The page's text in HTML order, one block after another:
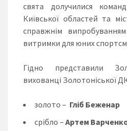
свята долучилися
Київської областей та
справжнім
витримки для юних
Гідно представили
вихованці Золотоніської
золото – Гліб Беженар
срібло – Артем